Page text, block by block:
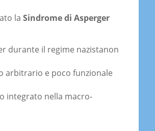
la Sindrome di Asperger
durante il regime nazistanon
arbitrario e poco funzionale
integrato nella macro-